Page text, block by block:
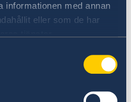
informationen med annan
eller som de har
information som